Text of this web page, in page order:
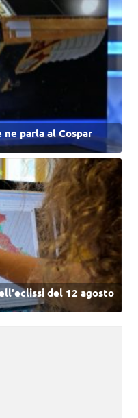
parla al Cospar
del 12 agosto